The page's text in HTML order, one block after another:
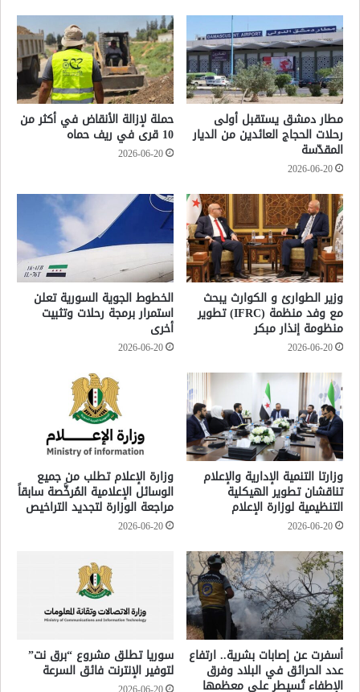
مطار دمشق يستقبل أولى
رحلات الحجاج العائدين من الديار
المقدّسة
2026-06-20
حملة لإزالة الأنقاض في أكثر من
10 قرى في ريف حماه
2026-06-20
وزير الطوارئ و الكوارث يبحث
مع وفد منظمة (IFRC) تطوير
منظومة إنذار مبكر
2026-06-20
الخطوط الجوية السورية تعلن
استمرار برمجة رحلات وتثبيت
أخرى
2026-06-20
وزارتا التنمية الإدارية والإعلام
تناقشان تطوير الهيكلية
التنظيمية لوزارة الإعلام
2026-06-20
وزارة الإعلام تطلب من جميع
الوسائل الإعلامية المُرخَّصة سابقاً
مراجعة الوزارة لتجديد التراخيص
2026-06-20
أسفرت عن إصابات بشرية.. ارتفاع
عدد الحرائق في البلاد وفرق
الإطفاء تُسيطر على معظمها
سوريا تطلق مشروع “برق نت”
لتوفير الإنترنت فائق السرعة